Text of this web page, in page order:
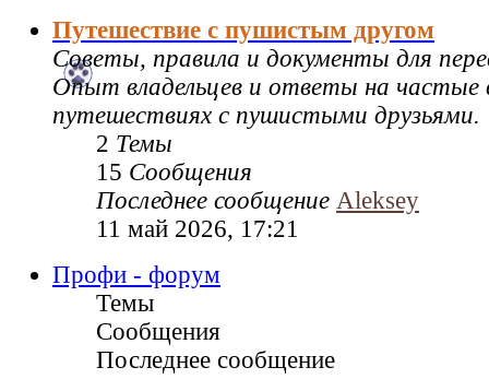
Путешествие с пушистым другом
Советы, правила и документы для
Опыт владельцев и ответы на частые
путешествиях с пушистыми друзьями.
2 Темы
15 Сообщения
Последнее сообщение Aleksey
11 май 2026, 17:21
Профи - форум
Темы
Сообщения
Последнее сообщение